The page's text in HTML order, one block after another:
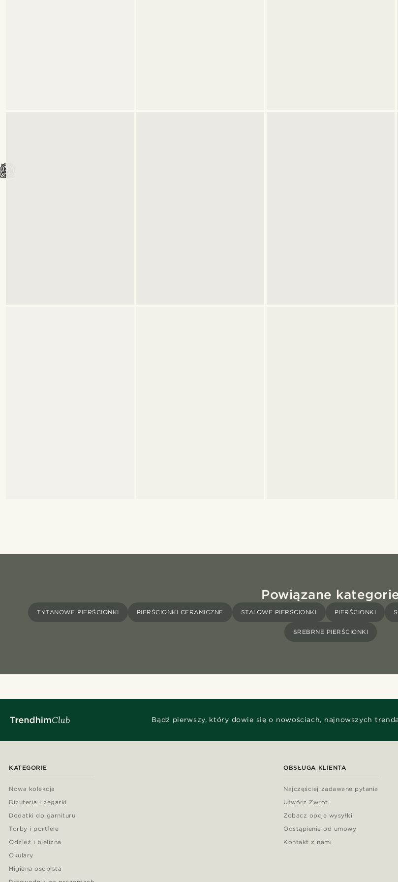
Powiązane
TYTANOWE PIERŚCIONKI PIERŚCIONKI CERAMICZNE STALOWE PIERŚCIONKI PIERŚCIONKI
SREBRNE PIERŚCIONKI
Bądź pierwszy, który dowie się o nowościach, najnowszych
KATEGORIE
Nowa kolekcja
Biżuteria i zegarki
Dodatki do garnituru
Torby i portfele
Odzież i bielizna
Okulary
Higiena osobista
OBSŁUGA KLIENTA
Najczęściej zadawane pytania
Utwórz Zwrot
Zobacz opcje wysyłki
Odstąpienie od umowy
Kontakt z nami